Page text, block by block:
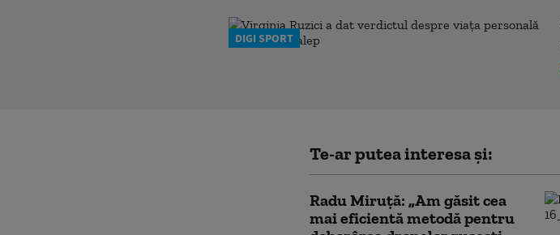
DIGI SPORT
Te-ar putea interesa și:
Radu Miruță: „Am găsit cea
mai eficientă metodă pentru